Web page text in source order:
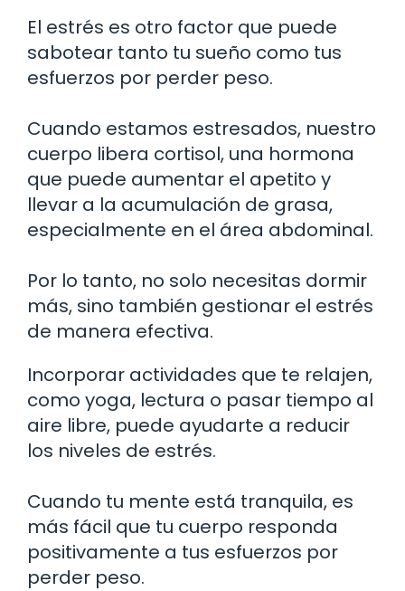
El estrés es otro factor que puede
sabotear tanto tu sueño como tus
esfuerzos por perder peso.
Cuando estamos estresados, nuestro
cuerpo libera cortisol, una hormona
que puede aumentar el apetito y
llevar a la acumulación de grasa,
especialmente en el área abdominal.
Por lo tanto, no solo necesitas dormir
más, sino también gestionar el estrés
de manera efectiva.
Incorporar actividades que te relajen,
como yoga, lectura o pasar tiempo al
aire libre, puede ayudarte a reducir
los niveles de estrés.
Cuando tu mente está tranquila, es
más fácil que tu cuerpo responda
positivamente a tus esfuerzos por
perder peso.